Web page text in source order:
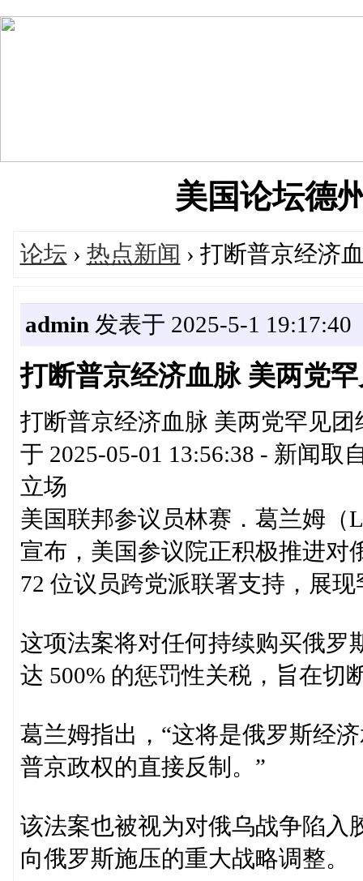
美国论坛德
论坛 › 热点新闻 › 打断普京经济
admin 发表于 2025-5-1 19:17:40
打断普京经济血脉 美两党
打断普京经济血脉 美两党罕见
于 2025-05-01 13:56:38 - 新闻
立场
美国联邦参议员林赛．葛兰姆（
宣布，美国参议院正积极推进对
72 位议员跨党派联署支持，展
这项法案将对任何持续购买俄罗
达 500% 的惩罚性关税，旨在切
葛兰姆指出，“这将是俄罗斯经
普京政权的直接反制。”
该法案也被视为对俄乌战争陷入
向俄罗斯施压的重大战略调整。